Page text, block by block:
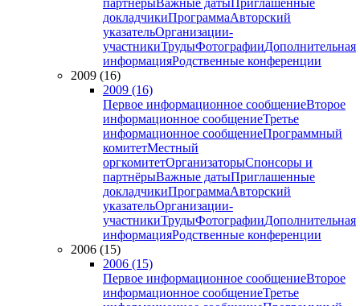
партнёрыВажные датыПриглашенные
докладчикиПрограммаАвторский
указательОрганизации-
участникиТрудыФотографииДополнительная
информацияРодственные конференции
2009 (16)
2009 (16)
Первое информационное сообщениеВторое
информационное сообщениеТретье
информационное сообщениеПрограммный
комитетМестный
оргкомитетОрганизаторыСпонсоры и
партнёрыВажные датыПриглашенные
докладчикиПрограммаАвторский
указательОрганизации-
участникиТрудыФотографииДополнительная
информацияРодственные конференции
2006 (15)
2006 (15)
Первое информационное сообщениеВторое
информационное сообщениеТретье